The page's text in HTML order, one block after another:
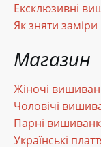
Ексклюзивні
Як зняти заміри
Магазин
Жіночі
Чоловічі
Парні
Українські